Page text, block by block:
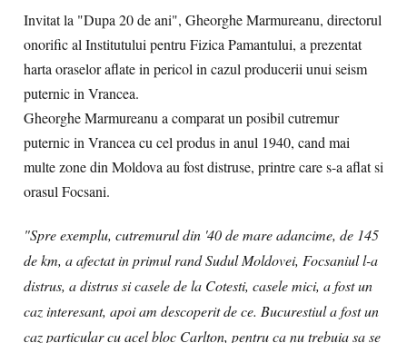
Invitat la "Dupa 20 de ani", Gheorghe Marmureanu, directorul
onorific al Institutului pentru Fizica Pamantului, a prezentat
harta oraselor aflate in pericol in cazul producerii unui seism
puternic in Vrancea.
Gheorghe Marmureanu a comparat un posibil cutremur
puternic in Vrancea cu cel produs in anul 1940, cand mai
multe zone din Moldova au fost distruse, printre care s-a aflat si
orasul Focsani.
"Spre exemplu, cutremurul din '40 de mare adancime, de 145
de km, a afectat in primul rand Sudul Moldovei, Focsaniul l-a
distrus, a distrus si casele de la Cotesti, casele mici, a fost un
caz interesant, apoi am descoperit de ce. Bucurestiul a fost un
caz particular cu acel bloc Carlton, pentru ca nu trebuia sa se